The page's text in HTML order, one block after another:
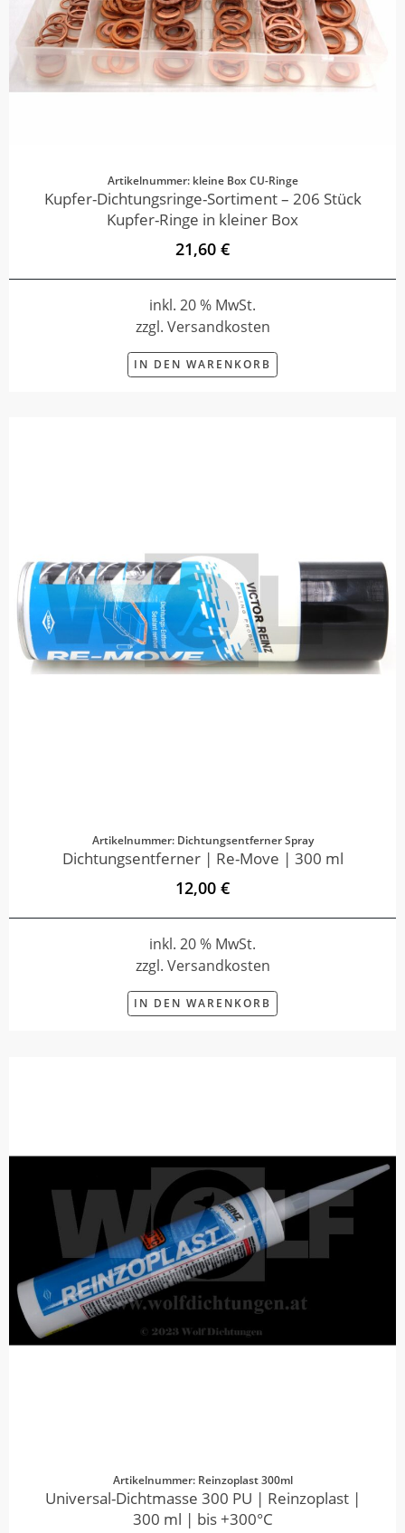
Artikelnummer: kleine Box CU-Ringe
Kupfer-Dichtungsringe-Sortiment – 206 Stück
Kupfer-Ringe in kleiner Box
21,60 €
inkl. 20 % MwSt.
zzgl. Versandkosten
IN DEN WARENKORB
Artikelnummer: Dichtungsentferner Spray
Dichtungsentferner | Re-Move | 300 ml
12,00 €
inkl. 20 % MwSt.
zzgl. Versandkosten
IN DEN WARENKORB
Artikelnummer: Reinzoplast 300ml
Universal-Dichtmasse 300 PU | Reinzoplast |
300 ml | bis +300°C